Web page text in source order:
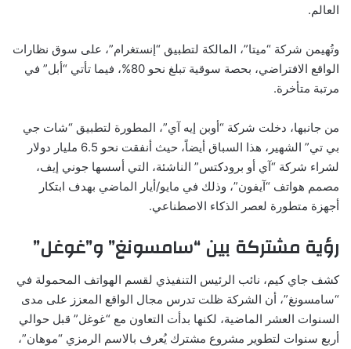
العالم.
وتُهيمن شركة “ميتا”، المالكة لتطبيق “إنستغرام”، على سوق نظارات
الواقع الافتراضي، بحصة سوقية تبلغ نحو 80%، فيما تأتي “أبل” في
مرتبة متأخرة.
من جانبها، دخلت شركة “أوبن إيه آي”، المطورة لتطبيق “شات جي
بي تي” الشهير، هذا السباق أيضاً، حيث أنفقت نحو 6.5 مليار دولار
لشراء شركة “آي أو برودكتس” الناشئة، التي أسسها جوني إيف،
مصمم هواتف “آيفون”، وذلك في مايو/أيار الماضي بهدف ابتكار
أجهزة متطورة لعصر الذكاء الاصطناعي.
رؤية مشتركة بين “سامسونغ” و”غوغل”
كشف جاي كيم، نائب الرئيس التنفيذي لقسم الهواتف المحمولة في
“سامسونغ”، أن الشركة ظلت تدرس مجال الواقع المعزز على مدى
السنوات العشر الماضية، لكنها بدأت التعاون مع “غوغل” قبل حوالي
أربع سنوات لتطوير مشروع مشترك يُعرف بالاسم الرمزي “موهان”،